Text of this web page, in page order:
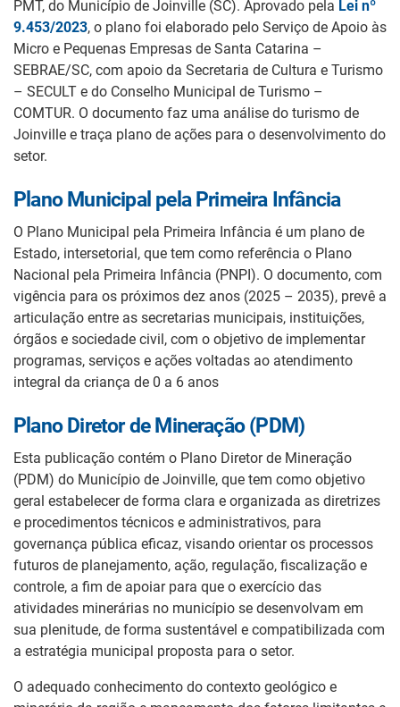
PMT, do Município de Joinville (SC). Aprovado pela Lei nº
9.453/2023, o plano foi elaborado pelo Serviço de Apoio às
Micro e Pequenas Empresas de Santa Catarina –
SEBRAE/SC, com apoio da Secretaria de Cultura e Turismo
– SECULT e do Conselho Municipal de Turismo –
COMTUR. O documento faz uma análise do turismo de
Joinville e traça plano de ações para o desenvolvimento do
setor.
Plano Municipal pela Primeira Infância
O Plano Municipal pela Primeira Infância é um plano de
Estado, intersetorial, que tem como referência o Plano
Nacional pela Primeira Infância (PNPI). O documento, com
vigência para os próximos dez anos (2025 – 2035), prevê a
articulação entre as secretarias municipais, instituições,
órgãos e sociedade civil, com o objetivo de implementar
programas, serviços e ações voltadas ao atendimento
integral da criança de 0 a 6 anos
Plano Diretor de Mineração (PDM)
Esta publicação contém o Plano Diretor de Mineração
(PDM) do Município de Joinville, que tem como objetivo
geral estabelecer de forma clara e organizada as diretrizes
e procedimentos técnicos e administrativos, para
governança pública eficaz, visando orientar os processos
futuros de planejamento, ação, regulação, fiscalização e
controle, a fim de apoiar para que o exercício das
atividades minerárias no município se desenvolvam em
sua plenitude, de forma sustentável e compatibilizada com
a estratégia municipal proposta para o setor.
O adequado conhecimento do contexto geológico e